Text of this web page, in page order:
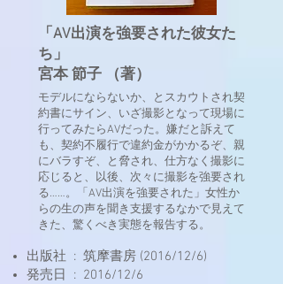
「AV出演を強要された彼女た
ち」
宮本 節子 （著）
モデルにならないか、とスカウトされ契
約書にサイン、いざ撮影となって現場に
行ってみたらAVだった。嫌だと訴えて
も、契約不履行で違約金がかかるぞ、親
にバラすぞ、と脅され、仕方なく撮影に
応じると、以後、次々に撮影を強要され
る……。「AV出演を強要された」女性か
らの生の声を聞き支援するなかで見えて
きた、驚くべき実態を報告する。
出版社 ‏ : ‎ 筑摩書房 (2016/12/6)
発売日 ‏ : ‎ 2016/12/6